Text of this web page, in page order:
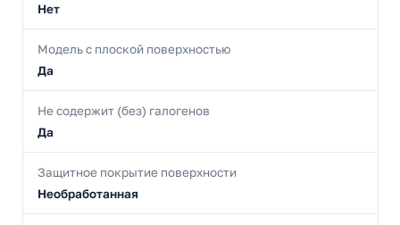
Нет
Модель с плоской поверхностью
Да
Не содержит (без) галогенов
Да
Защитное покрытие поверхности
Необработанная